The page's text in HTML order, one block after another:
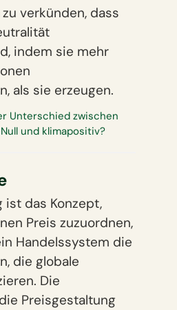
verkünden, dass
indem sie mehr
als sie erzeugen.
Unterschied zwischen
und klimapositiv?
ist das Konzept,
Preis zuzuordnen,
Handelssystem die
die globale
Die
Preisgestaltung